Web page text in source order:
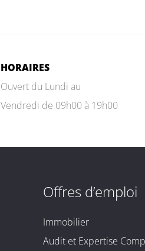
HORAIRES
Ouvert du Lundi au
Vendredi de 09h00 à 19h00
Offres d’emploi
Immobilier
Audit et Expertise